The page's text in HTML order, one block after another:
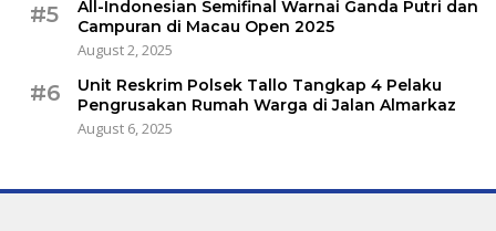
#5
All-Indonesian Semifinal Warnai Ganda Putri dan
Campuran di Macau Open 2025
August 2, 2025
#6
Unit Reskrim Polsek Tallo Tangkap 4 Pelaku
Pengrusakan Rumah Warga di Jalan Almarkaz
August 6, 2025